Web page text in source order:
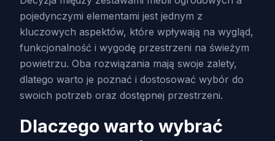
pojedynczymi elementami jest jednym z
kluczowych aspektów, które wpływają na wygląd,
funkcjonalność i wygodę przestrzeni na świeżym
powietrzu. Oba rozwiązania mają swoje zalety,
dlatego warto je poznać i dostosować wybór do
swoich potrzeb oraz dostępnej przestrzeni.
Dlaczego warto wybrać